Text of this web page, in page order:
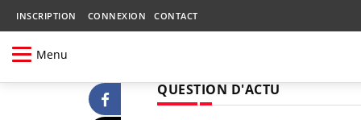
INSCRIPTION CONNEXION CONTACT
Menu
QUESTION D'ACTU